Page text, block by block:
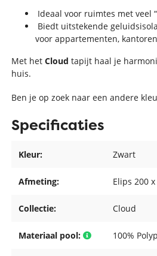
Ideaal voor ruimtes met veel
Biedt uitstekende
voor appartementen,
Met hetCloud tapijt haal je
huis.
Ben je op zoek naar een andere
Specificaties
Kleur: Zwart
Afmeting: Elips 200
Collectie: Cloud
Materiaal pool: 100%